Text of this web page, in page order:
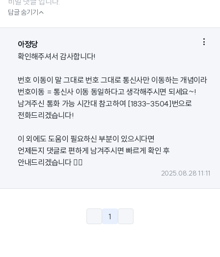
답글 숨기기
아정당 
확인해주셔서 감사합니다!
번호 이동이 말 그대로 번호 그대로 통신사만 이동하는 개념이라
번호이동 = 통신사 이동 동일하다고 생각해주시면 되세요~!
남겨주신 통화 가능 시간대 참고하여 [1833-3504]번으로
전화드리겠습니다!
이 외에도 도움이 필요하신 부분이 있으시다면
언제든지 댓글로 편하게 남겨주시면 빠르게 확인 후
안내드리겠습니다 🙇‍♀️
2025.08.28 11:11
1